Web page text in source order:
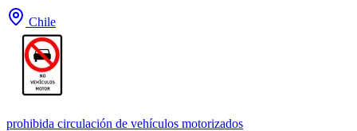
Chile
prohibida circulación de vehículos motorizados